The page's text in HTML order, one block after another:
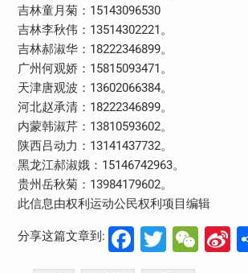
吉林童月菊：15143096530
吉林李秋伟：13514302221。
吉林郝淑华：18222346899。
广州何观娇：15815093471。
天津唐观波：13602066384。
河北赵承清：18222346899。
内蒙韩淑芹：13810593602。
陕西吕动力：13141437732。
黑龙江郝淑娥：15146742963。
贵州岳秋菊：13984179602。
此信息由权利运动公民权利项目编辑
分享这篇文章到: Facebook
Twitter